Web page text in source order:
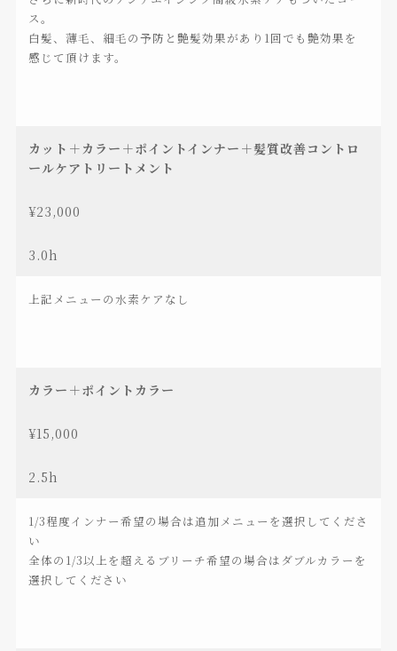
ス。
白髪、薄毛、細毛の予防と艶髪効果があり1回でも艶効果を
感じて頂けます。
カット＋カラー＋ポイントインナー＋髪質改善コントロ
ールケアトリートメント
¥23,000
3.0h
上記メニューの水素ケアなし
カラー＋ポイントカラー
¥15,000
2.5h
1/3程度インナー希望の場合は追加メニューを選択してくださ
い
全体の1/3以上を超えるブリーチ希望の場合はダブルカラーを
選択してください